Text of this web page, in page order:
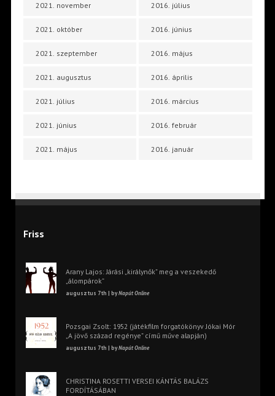
2021. november
2021. október
2021. szeptember
2021. augusztus
2021. július
2021. június
2021. május
2016. július
2016. június
2016. május
2016. április
2016. március
2016. február
2016. január
Friss
Arany Lajos: Járási „királynők” meg a veszekedő
„álompárok”
augusztus 7th | byNapút Online
Pozsgai Zsolt: 1952 (játékfilm forgatókönyv Jókai Mór
„A jövő század regénye” című műve alapján)
augusztus 7th | byNapút Online
CHRISTINA ROSETTI VERSEI KÁNTÁS BALÁZS
FORDÍTÁSÁBAN